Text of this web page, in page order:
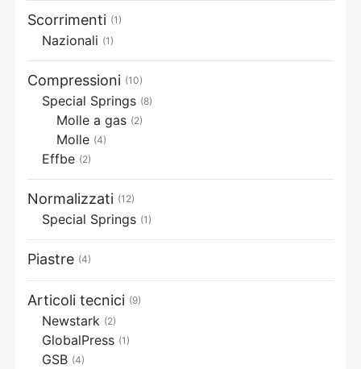
Scorrimenti (1)
Nazionali (1)
Compressioni (10)
Special Springs (8)
Molle a gas (2)
Molle (4)
Effbe (2)
Normalizzati (12)
Special Springs (1)
Piastre (4)
Articoli tecnici (9)
Newstark (2)
GlobalPress (1)
GSB (4)